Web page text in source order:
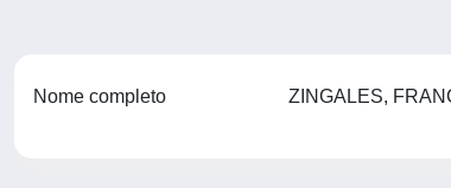
Nome completo ZINGALES,